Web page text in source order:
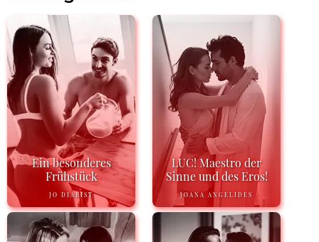
Ein besonderes
Frühstück
JO DIARIST
LUC! Maestro der
Sinne und des Eros!
JOANA ANGELIDES